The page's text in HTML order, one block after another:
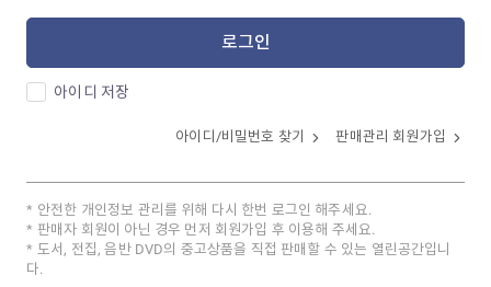
로그인
아이디 저장
아이디/비밀번호 찾기 판매관리 회원가입
안전한 개인정보 관리를 위해 다시 한번 로그인 해주세요.
판매자 회원이 아닌 경우 먼저 회원가입 후 이용해 주세요.
도서, 전집, 음반 DVD의 중고상품을 직접 판매할 수 있는 열린공간입니
다.